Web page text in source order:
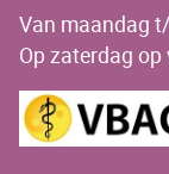
Van maandag
Op zaterdag op